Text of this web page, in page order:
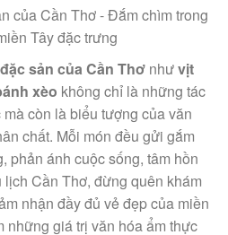
sản của Cần Thơ nhưvịt
xèo không chỉ là những tác
còn là biểu tượng của văn
chất. Mỗi món đều gửi gắm
phản ánh cuộc sống, tâm hồn
Cần Thơ, đừng quên khám
nhận đầy đủ vẻ đẹp của miền
những giá trị văn hóa ẩm thực